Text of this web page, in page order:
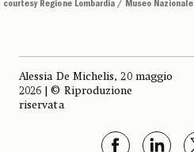
courtesy Regione Lombardia / Museo
Alessia De Michelis, 20 maggio
2026 | © Riproduzione
riservata